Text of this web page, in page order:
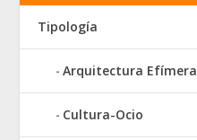
Tipología
Arquitectura Efímera
Cultura-Ocio